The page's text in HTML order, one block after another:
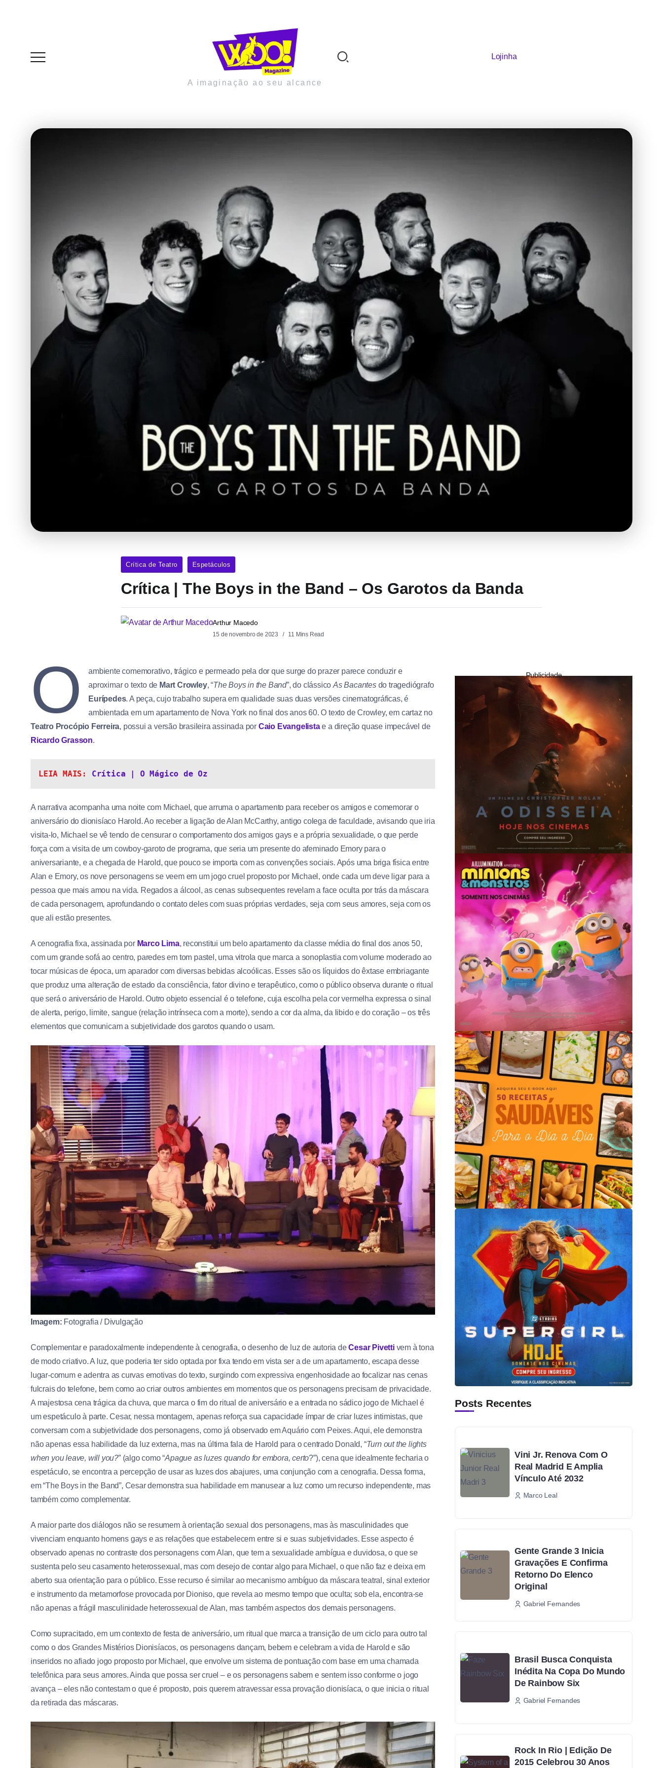
A imaginação ao seu alcance
Lojinha
Crítica de Teatro Espetáculos
Crítica | The Boys in the Band – Os Garotos da Banda
Arthur Macedo
15 de novembro de 2023 11 Mins Read
O
ambiente comemorativo, trágico e permeado pela dor que surge do prazer parece conduzir e
aproximar o texto de Mart Crowley, “The Boys in the Band”, do clássicoAs Bacantesdo tragediógrafo
Eurípedes. A peça, cujo trabalho supera em qualidade suas duas versões cinematográficas, é
ambientada em um apartamento de Nova York no final dos anos 60. O texto de Crowley, em cartaz no
Teatro Procópio Ferreira, possui a versão brasileira assinada por Caio Evangelistae a direção quase impecável de
Ricardo Grasson.
LEIA MAIS: Crítica | O Mágico de Oz
A narrativa acompanha uma noite com Michael, que arruma o apartamento para receber os amigos e comemorar o
aniversário do dionisíaco Harold. Ao receber a ligação de Alan McCarthy, antigo colega de faculdade, avisando que iria
visita-lo, Michael se vê tendo de censurar o comportamento dos amigos gays e a própria sexualidade, o que perde
força com a visita de um cowboy-garoto de programa, que seria um presente do afeminado Emory para o
aniversariante, e a chegada de Harold, que pouco se importa com as convenções sociais. Após uma briga física entre
Alan e Emory, os nove personagens se veem em um jogo cruel proposto por Michael, onde cada um deve ligar para a
pessoa que mais amou na vida. Regados a álcool, as cenas subsequentes revelam a face oculta por trás da máscara
de cada personagem, aprofundando o contato deles com suas próprias verdades, seja com seus amores, seja com os
que ali estão presentes.
A cenografia fixa, assinada por Marco Lima, reconstitui um belo apartamento da classe média do final dos anos 50,
com um grande sofá ao centro, paredes em tom pastel, uma vitrola que marca a sonoplastia com volume moderado ao
tocar músicas de época, um aparador com diversas bebidas alcoólicas. Esses são os líquidos do êxtase embriagante
que produz uma alteração de estado da consciência, fator divino e terapêutico, como o público observa durante o ritual
que será o aniversário de Harold. Outro objeto essencial é o telefone, cuja escolha pela cor vermelha expressa o sinal
de alerta, perigo, limite, sangue (relação intrínseca com a morte), sendo a cor da alma, da libido e do coração – os três
elementos que comunicam a subjetividade dos garotos quando o usam.
Imagem: Fotografia / Divulgação
Complementar e paradoxalmente independente à cenografia, o desenho de luz de autoria deCesar Pivettivem à tona
de modo criativo. A luz, que poderia ter sido optada por fixa tendo em vista ser a de um apartamento, escapa desse
lugar-comum e adentra as curvas emotivas do texto, surgindo com expressiva engenhosidade ao focalizar nas cenas
fulcrais do telefone, bem como ao criar outros ambientes em momentos que os personagens precisam de privacidade.
A majestosa cena trágica da chuva, que marca o fim do ritual de aniversário e a entrada no sádico jogo de Michael é
um espetáculo à parte. Cesar, nessa montagem, apenas reforça sua capacidade ímpar de criar luzes intimistas, que
conversam com a subjetividade dos personagens, como já observado em Aquário com Peixes. Aqui, ele demonstra
não apenas essa habilidade da luz externa, mas na última fala de Harold para o centrado Donald, “Turn out the lights
when you leave, will you?” (algo como “Apague as luzes quando for embora, certo?”), cena que idealmente fecharia o
espetáculo, se encontra a percepção de usar as luzes dos abajures, uma conjunção com a cenografia. Dessa forma,
em “The Boys in the Band”, Cesar demonstra sua habilidade em manusear a luz como um recurso independente, mas
também como complementar.
A maior parte dos diálogos não se resumem à orientação sexual dos personagens, mas às masculinidades que
vivenciam enquanto homens gays e as relações que estabelecem entre si e suas subjetividades. Esse aspecto é
observado apenas no contraste dos personagens com Alan, que tem a sexualidade ambígua e duvidosa, o que se
sustenta pelo seu casamento heterossexual, mas com desejo de contar algo para Michael, o que não faz e deixa em
aberto sua orientação para o público. Esse recurso é similar ao mecanismo ambíguo da máscara teatral, sinal exterior
e instrumento da metamorfose provocada por Dioniso, que revela ao mesmo tempo que oculta; sob ela, encontra-se
não apenas a frágil masculinidade heterossexual de Alan, mas também aspectos dos demais personagens.
Como supracitado, em um contexto de festa de aniversário, um ritual que marca a transição de um ciclo para outro tal
como o dos Grandes Mistérios Dionisíacos, os personagens dançam, bebem e celebram a vida de Harold e são
inseridos no afiado jogo proposto por Michael, que envolve um sistema de pontuação com base em uma chamada
telefônica para seus amores. Ainda que possa ser cruel – e os personagens sabem e sentem isso conforme o jogo
avança – eles não contestam o que é proposto, pois querem atravessar essa provação dionisíaca, o que inicia o ritual
da retirada das máscaras.
Publicidade
Posts Recentes
Vini Jr. Renova Com O
Real Madrid E Amplia
Vínculo Até 2032
Marco Leal
Gente Grande 3 Inicia
Gravações E Confirma
Retorno Do Elenco
Original
Gabriel Fernandes
Brasil Busca Conquista
Inédita Na Copa Do Mundo
De Rainbow Six
Gabriel Fernandes
Rock In Rio | Edição De
2015 Celebrou 30 Anos